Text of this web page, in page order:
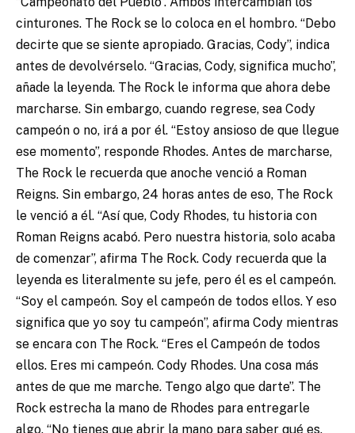
cinturones. The Rock se lo coloca en el hombro. “Debo
decirte que se siente apropiado. Gracias, Cody”, indica
antes de devolvérselo. “Gracias, Cody, significa mucho”,
añade la leyenda. The Rock le informa que ahora debe
marcharse. Sin embargo, cuando regrese, sea Cody
campeón o no, irá a por él. “Estoy ansioso de que llegue
ese momento”, responde Rhodes. Antes de marcharse,
The Rock le recuerda que anoche venció a Roman
Reigns. Sin embargo, 24 horas antes de eso, The Rock
le venció a él. “Así que, Cody Rhodes, tu historia con
Roman Reigns acabó. Pero nuestra historia, solo acaba
de comenzar”, afirma The Rock. Cody recuerda que la
leyenda es literalmente su jefe, pero él es el campeón.
“Soy el campeón. Soy el campeón de todos ellos. Y eso
significa que yo soy tu campeón”, afirma Cody mientras
se encara con The Rock. “Eres el Campeón de todos
ellos. Eres mi campeón. Cody Rhodes. Una cosa más
antes de que me marche. Tengo algo que darte”. The
Rock estrecha la mano de Rhodes para entregarle
algo. “No tienes que abrir la mano para saber qué es.